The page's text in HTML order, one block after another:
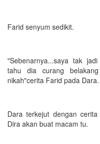
Farid senyum sedikit.
"Sebenarnya...saya tak
tahu dia curang
nikah"cerita Farid pada Dara.
Dara terkejut dengan
Dira akan buat macam tu.